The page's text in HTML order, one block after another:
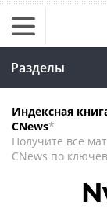
Разделы
Индексная
CNews*
Получите все
CNews по